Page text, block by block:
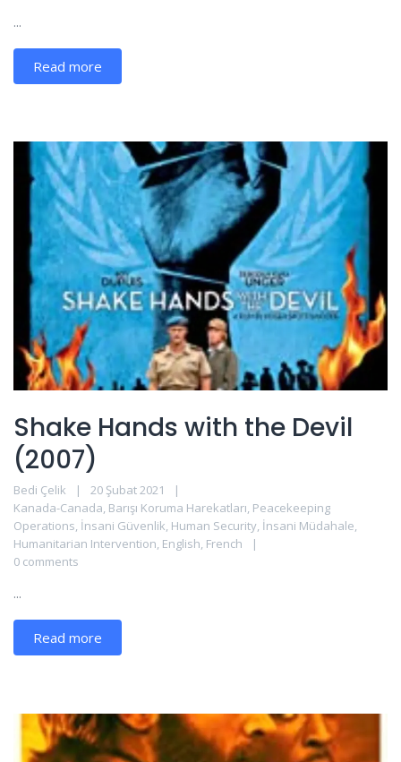
...
Read more
Shake Hands with the Devil
(2007)
Bedi Çelik
20 Şubat 2021
Kanada-Canada, Barışı Koruma Harekatları, Peacekeeping
Operations, İnsani Güvenlik, Human Security, İnsani Müdahale,
Humanitarian Intervention, English, French
0 comments
...
Read more